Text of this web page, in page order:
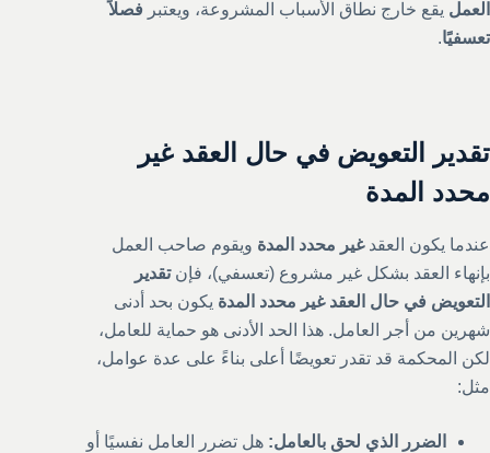
العمل يقع خارج نطاق الأسباب المشروعة، ويعتبر فصلاً
تعسفيًا.
تقدير التعويض في حال العقد غير
محدد المدة
عندما يكون العقدغير محدد المدة ويقوم صاحب العمل
بإنهاء العقد بشكل غير مشروع (تعسفي)، فإنتقدير
التعويض في حال العقد غير محدد المدة يكون بحد أدنى
شهرين من أجر العامل. هذا الحد الأدنى هو حماية للعامل،
لكن المحكمة قد تقدر تعويضًا أعلى بناءً على عدة عوامل،
مثل:
الضرر الذي لحق بالعامل: هل تضرر العامل نفسيًا أو